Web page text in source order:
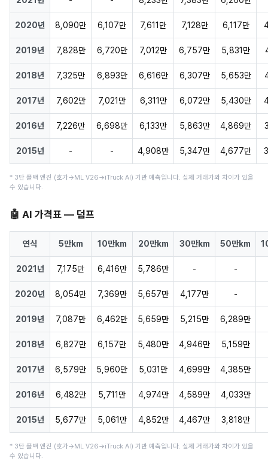
2020년 8,090만 6,107만 7,611만 7,128만 6,117만
2019년 7,828만 6,720만 7,012만 6,757만 5,831만
2018년 7,325만 6,893만 6,616만 6,307만 5,653만
2017년 7,602만 7,021만 6,311만 6,072만 5,430만
2016년 7,226만 6,698만 6,133만 5,863만 4,869만
2015년 - - 4,908만 5,347만 4,677만
* 3단 폴백 엔진 (호가→ML V26→iTruck AI) 기반 예측입니다. 실제 거래가와 차이가 있을
수 있습니다.
🤖 AI 가격표 — 덤프
연식 5만km 10만km 20만km 30만km 50만km
2021년 7,175만 6,416만 5,786만 - -
2020년 8,054만 7,369만 5,657만 4,177만 -
2019년 7,087만 6,462만 5,659만 5,215만 6,289만
2018년 6,827만 6,157만 5,480만 4,946만 5,159만
2017년 6,579만 5,960만 5,031만 4,699만 4,385만
2016년 6,482만 5,711만 4,974만 4,589만 4,033만
2015년 5,677만 5,061만 4,852만 4,467만 3,818만
* 3단 폴백 엔진 (호가→ML V26→iTruck AI) 기반 예측입니다. 실제 거래가와 차이가 있을
수 있습니다.